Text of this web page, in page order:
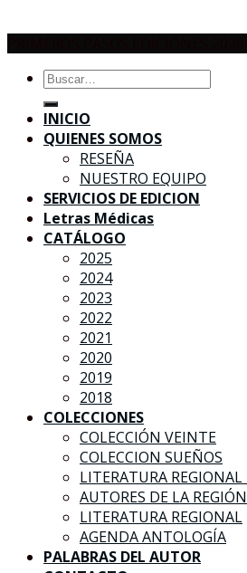
Buscar
por:
INICIO
QUIENES SOMOS
RESEÑA
NUESTRO EQUIPO
SERVICIOS DE EDICION
Letras Médicas
CATÁLOGO
2025
2024
2023
2022
2021
2020
2019
2018
COLECCIONES
COLECCIÓN VEINTE
COLECCION SUEÑOS
LITERATURA REGIONAL
AUTORES DE LA
LITERATURA REGIONAL
AGENDA ANTOLOGÍA
PALABRAS DEL AUTOR